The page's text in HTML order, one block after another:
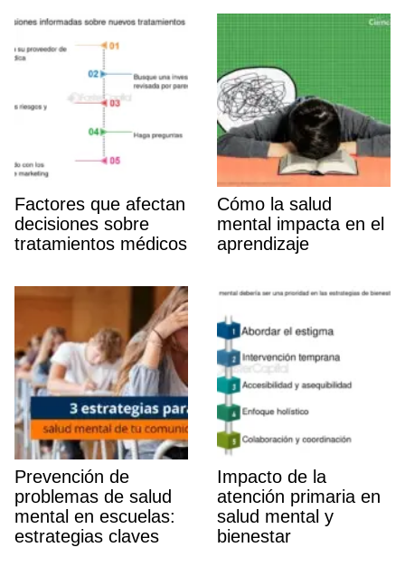
Factores que afectan
decisiones sobre
tratamientos médicos
Cómo la salud
mental impacta en el
aprendizaje
Prevención de
problemas de salud
mental en escuelas:
estrategias claves
Impacto de la
atención primaria en
salud mental y
bienestar